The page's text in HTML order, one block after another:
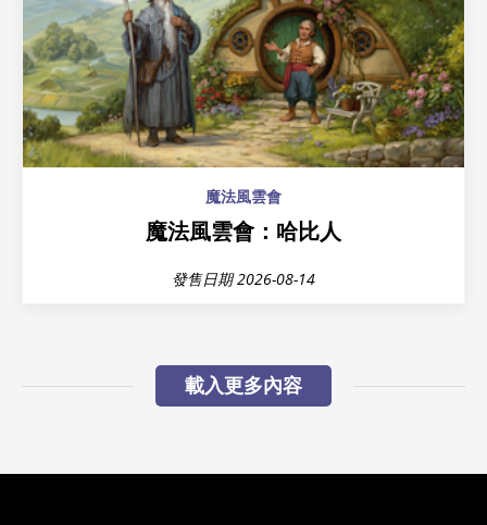
魔法風雲會
魔法風雲會：哈比人
發售日期 2026-08-14
載入更多內容